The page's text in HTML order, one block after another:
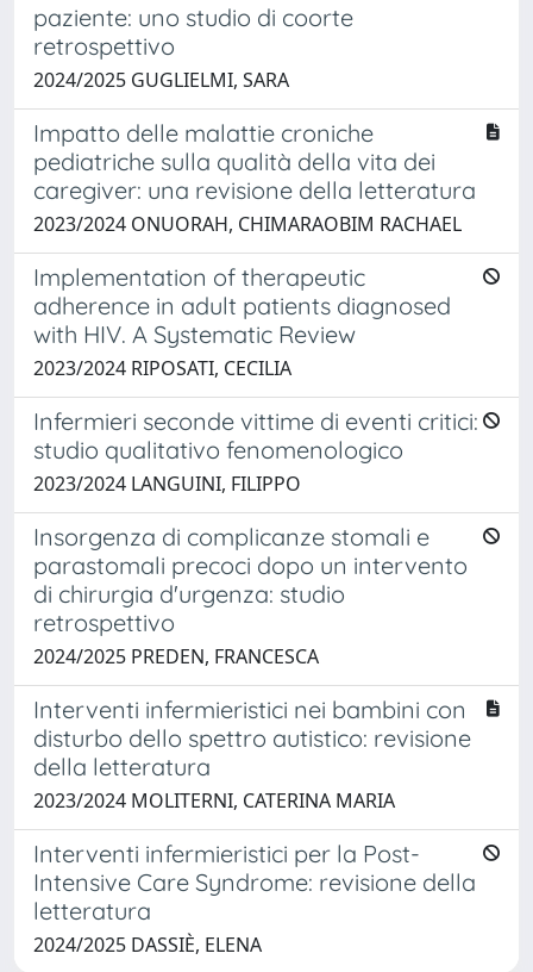
paziente: uno studio di coorte
retrospettivo
2024/2025 GUGLIELMI, SARA
Impatto delle malattie croniche
pediatriche sulla qualità della vita dei
caregiver: una revisione della letteratura
2023/2024 ONUORAH, CHIMARAOBIM RACHAEL
Implementation of therapeutic
adherence in adult patients diagnosed
with HIV. A Systematic Review
2023/2024 RIPOSATI, CECILIA
Infermieri seconde vittime di eventi critici:
studio qualitativo fenomenologico
2023/2024 LANGUINI, FILIPPO
Insorgenza di complicanze stomali e
parastomali precoci dopo un intervento
di chirurgia d'urgenza: studio
retrospettivo
2024/2025 PREDEN, FRANCESCA
Interventi infermieristici nei bambini con
disturbo dello spettro autistico: revisione
della letteratura
2023/2024 MOLITERNI, CATERINA MARIA
Interventi infermieristici per la Post-
Intensive Care Syndrome: revisione della
letteratura
2024/2025 DASSIÈ, ELENA